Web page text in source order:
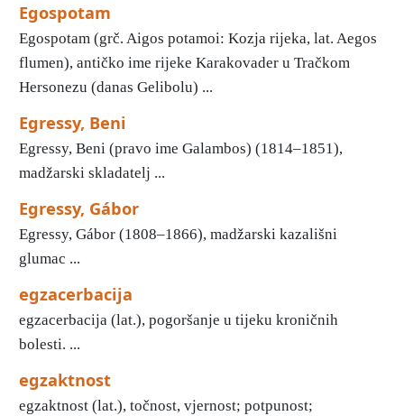
Egospotam
Egospotam (grč. Aigos potamoi: Kozja rijeka, lat. Aegos
flumen), antičko ime rijeke Karakovader u Tračkom
Hersonezu (danas Gelibolu) ...
Egressy, Beni
Egressy, Beni (pravo ime Galambos) (1814–1851),
madžarski skladatelj ...
Egressy, Gábor
Egressy, Gábor (1808–1866), madžarski kazališni
glumac ...
egzacerbacija
egzacerbacija (lat.), pogoršanje u tijeku kroničnih
bolesti. ...
egzaktnost
egzaktnost (lat.), točnost, vjernost; potpunost;